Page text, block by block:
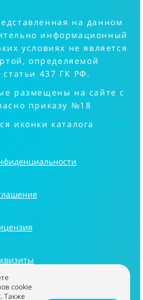
на данном
информационный
условиях не является
определяемой
437 ГК РФ.
размещены на сайте с
приказу №18
иконки каталога
cookie
Также